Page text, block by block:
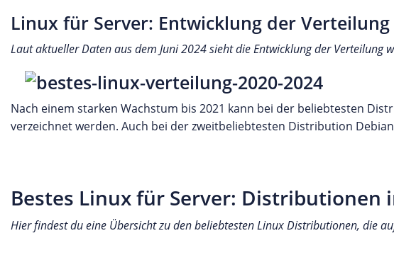
Linux für Server: Entwicklung der
Laut aktueller Daten aus dem Juni 2024 sieht die Entwicklung der Verteilung
Nach einem starken Wachstum bis 2021 kann bei der beliebtesten
verzeichnet werden. Auch bei der zweitbeliebtesten Distribution
Bestes Linux für Server: Distributionen
Hier findest du eine Übersicht zu den beliebtesten Linux Distributionen, die